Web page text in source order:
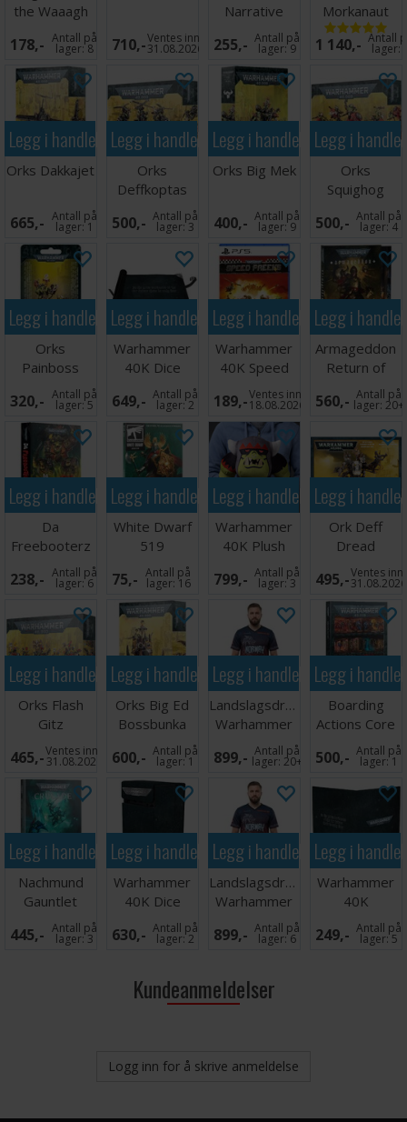
the Waaagh
(Paperback)
178,- Antall på
lager:8 710,-Ventes inn
31.08.2026
Narrative
Campaign
Deck
255,- Antall på
lager:9
Morkanaut
1 140,- Antall
lager:
Legg i handlekurven
Orks Dakkajet
665,- Antall på
lager:1
Legg i handlekurven
Orks
Deffkoptas
500,- Antall på
lager:3
Legg i handlekurven
Orks Big Mek
400,- Antall på
lager:9
Legg i
Orks
Squighog
Boyz
500,- Antall på
lager:4
Legg i handlekurven
Orks
Painboss
320,- Antall på
lager:5
Legg i handlekurven
Warhammer
40K Dice
Scroll
649,- Antall på
lager:2
Legg i handlekurven
Warhammer
40K Speed
Freeks PS5
189,-Ventes inn
18.08.2026
Legg i
Armageddon
Return of
Yarrick
(Slipcase)
560,- Antall på
lager:20+
Legg i handlekurven
Da
Freebooterz
Code
(Hardback)
238,- Antall på
lager:6
Legg i handlekurven
White Dwarf
519
75,- Antall på
lager: 16
Legg i handlekurven
Warhammer
40K Plush
Figur Goff Ork
Boy
799,- Antall på
lager:3
Legg i
Ork Deff
Dread
495,-Ventes inn
31.08.2026
Legg i handlekurven
Orks Flash
Gitz
465,-Ventes inn
31.08.2026
Legg i handlekurven
Orks Big Ed
Bossbunka
600,- Antall på
lager:1
Legg i handlekurven
Landslagsdrakt
Warhammer
2026 Norge
XL
899,- Antall på
lager:20+
Legg i
Boarding
Actions Core
Rules
500,- Antall på
lager:1
Legg i handlekurven
Nachmund
Gauntlet
Crusade
Campaign
445,- Antall på
lager:3
Legg i handlekurven
Warhammer
40K Dice
Tower
630,- Antall på
lager:2
Legg i handlekurven
Landslagsdrakt
Warhammer
2026 Norge
M
899,- Antall på
lager:6
Legg i
Warhammer
40K
Datasheet
Folio
249,- Antall på
lager:5
Kundeanmeldelser
Logg inn for å skrive anmeldelse